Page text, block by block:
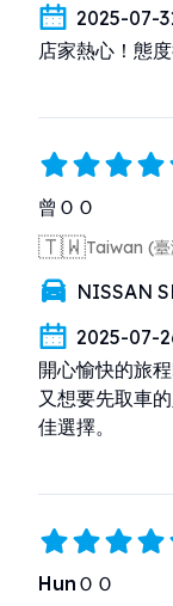
2025-07-
店家熱心！態度
曾ＯＯ
🇹🇼Taiwan (
NISSAN
2025-07-
開心愉快的旅
又想要先取車
佳選擇。
HunＯＯ